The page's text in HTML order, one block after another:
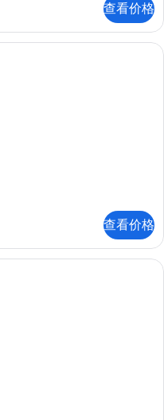
查看价格
查看价格